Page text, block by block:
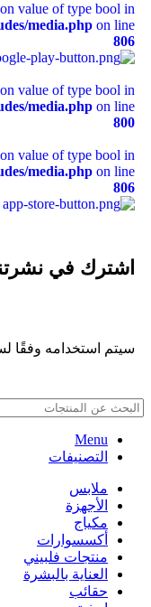
value of type bool in
media.php on line
806
value of type bool in
media.php on line
800
value of type bool in
media.php on line
806
اشترك في
سيتم استخدامه وفقًا
Menu
التصنيفات
ملابس
الأجهزة
مكياج
أكسسوارات
منتجات فلبيني
العناية بالبشرة
حقائب